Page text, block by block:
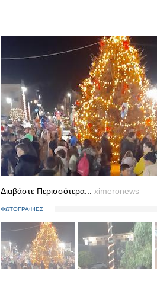
Διαβάστε Περισσότερα... ximeronews
ΦΩΤΟΓΡΑΦΙΕΣ